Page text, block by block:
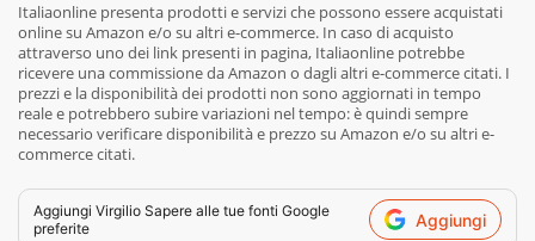
Italiaonline presenta prodotti e servizi che possono essere acquistati
online su Amazon e/o su altri e-commerce. In caso di acquisto
attraverso uno dei link presenti in pagina, Italiaonline potrebbe
ricevere una commissione da Amazon o dagli altri e-commerce citati. I
prezzi e la disponibilità dei prodotti non sono aggiornati in tempo
reale e potrebbero subire variazioni nel tempo: è quindi sempre
necessario verificare disponibilità e prezzo su Amazon e/o su altri e-
commerce citati.
Aggiungi Virgilio Sapere alle tue fonti Google
preferite
Aggiungi